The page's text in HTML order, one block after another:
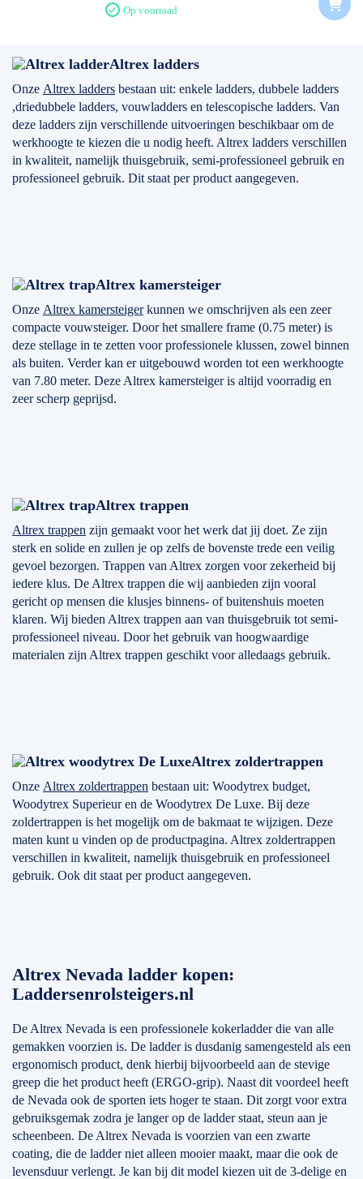
Op voorraad
Altrex ladders
Onze Altrex ladders bestaan uit: enkele ladders, dubbele ladders
,driedubbele ladders, vouwladders en telescopische ladders. Van
deze ladders zijn verschillende uitvoeringen beschikbaar om de
werkhoogte te kiezen die u nodig heeft. Altrex ladders verschillen
in kwaliteit, namelijk thuisgebruik, semi-professioneel gebruik en
professioneel gebruik. Dit staat per product aangegeven.
Altrex kamersteiger
Onze Altrex kamersteigerkunnen we omschrijven als een zeer
compacte vouwsteiger. Door het smallere frame (0.75 meter) is
deze stellage in te zetten voor professionele klussen, zowel binnen
als buiten. Verder kan er uitgebouwd worden tot een werkhoogte
van 7.80 meter. Deze Altrex kamersteiger is altijd voorradig en
zeer scherp geprijsd.
Altrex trappen
Altrex trappen zijn gemaakt voor het werk dat jij doet. Ze zijn
sterk en solide en zullen je op zelfs de bovenste trede een veilig
gevoel bezorgen. Trappen van Altrex zorgen voor zekerheid bij
iedere klus. De Altrex trappen die wij aanbieden zijn vooral
gericht op mensen die klusjes binnens- of buitenshuis moeten
klaren. Wij bieden Altrex trappen aan van thuisgebruik tot semi-
professioneel niveau. Door het gebruik van hoogwaardige
materialen zijn Altrex trappen geschikt voor alledaags gebruik.
Altrex zoldertrappen
Onze Altrex zoldertrappen bestaan uit: Woodytrex budget,
Woodytrex Superieur en de Woodytrex De Luxe. Bij deze
zoldertrappen is het mogelijk om de bakmaat te wijzigen. Deze
maten kunt u vinden op de productpagina. Altrex zoldertrappen
verschillen in kwaliteit, namelijk thuisgebruik en professioneel
gebruik. Ook dit staat per product aangegeven.
Altrex Nevada ladder kopen:
Laddersenrolsteigers.nl
De Altrex Nevada is een professionele kokerladder die van alle
gemakken voorzien is. De ladder is dusdanig samengesteld als een
ergonomisch product, denk hierbij bijvoorbeeld aan de stevige
greep die het product heeft (ERGO-grip). Naast dit voordeel heeft
de Nevada ook de sporten iets hoger te staan. Dit zorgt voor extra
gebruiksgemak zodra je langer op de ladder staat, steun aan je
scheenbeen. De Altrex Nevada is voorzien van een zwarte
coating, die de ladder niet alleen mooier maakt, maar die ook de
levensduur verlengt. Je kan bij dit model kiezen uit de 3-delige en